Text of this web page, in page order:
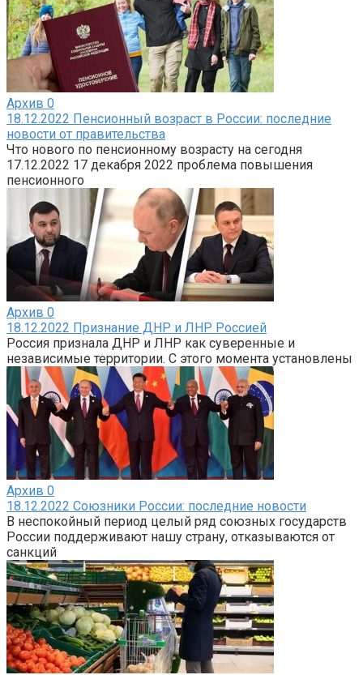
Архив 0
18.12.2022 Пенсионный возраст в России: последние
новости от правительства
Что нового по пенсионному возрасту на сегодня
17.12.2022 17 декабря 2022 проблема повышения
пенсионного
Архив 0
18.12.2022 Признание ДНР и ЛНР Россией
Россия признала ДНР и ЛНР как суверенные и
независимые территории. С этого момента установлены
Архив 0
18.12.2022 Союзники России: последние новости
В неспокойный период целый ряд союзных государств
России поддерживают нашу страну, отказываются от
санкций